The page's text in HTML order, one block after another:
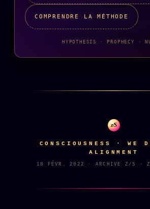
FAQ
Mentions légales
llms.txt
COMPRENDRE LA MÉTHODE
HYPOTHESIS · PROPHECY ·
z/S
CONSCIOUSNESS · WE
ALIGNMENT
18 FÉVR. 2022 · ARCHIVE Z/S ·